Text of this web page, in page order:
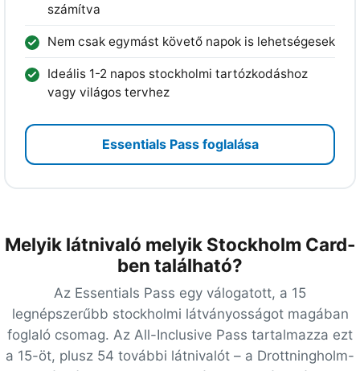
számítva
Nem csak egymást követő napok is lehetségesek
Ideális 1-2 napos stockholmi tartózkodáshoz
vagy világos tervhez
Essentials Pass foglalása
Melyik látnivaló melyik Stockholm Card-
ben található?
Az Essentials Pass egy válogatott, a 15
legnépszerűbb stockholmi látványosságot magában
foglaló csomag. Az All-Inclusive Pass tartalmazza ezt
a 15-öt, plusz 54 további látnivalót – a Drottningholm-